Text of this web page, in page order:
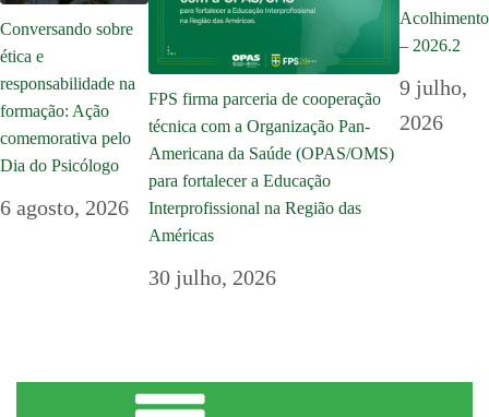
Conversando sobre
ética e
responsabilidade na
formação: Ação
comemorativa pelo
Dia do Psicólogo
6 agosto, 2026
FPS firma parceria de cooperação
técnica com a Organização Pan-
Americana da Saúde (OPAS/OMS)
para fortalecer a Educação
Interprofissional na Região das
Américas
30 julho, 2026
Acolhimento
– 2026.2
9 julho,
2026